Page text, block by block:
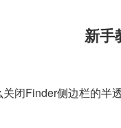
新手
闭Finder侧边栏的半